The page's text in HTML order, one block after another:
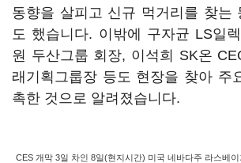
동향을 살피고 신규 먹거리를 찾는
도 했습니다. 이밖에 구자균 LS일
원 두산그룹 회장, 이석희 SK온
래기획그룹장 등도 현장을 찾아 주
촉한 것으로 알려졌습니다.
CES 개막 3일 차인 8일(현지시간) 미국 네바다주 라스베